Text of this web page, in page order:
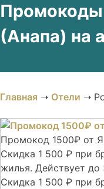
Промокоды
(Анапа) на
Главная ➝ Отели ➝
Промокод 1500₽ от
Скидка 1 500 ₽ при
жилья. Действует до
Скидка 1 500 ₽ при